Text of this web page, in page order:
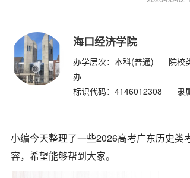
海口经济学院
办学层次：本科(普通) 院校
办
标识代码：4146012308
隶
小编今天整理了一些2026高考广东历史
容，希望能够帮到大家。